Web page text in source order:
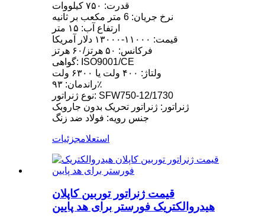
قدرت: ۷۵۰ کیلووات
نرخ جریان: 6 متر مکعب بر ثانیه
ارتفاع آب: ۱۵ متر
قیمت: ۱۱۰۰۰-۱۳۰۰۰ دلار آمریکا
فرکانس: ۵۰ هرتز/۶۰ هرتز
گواهی: ISO9001/CE
ولتاژ: ۴۰۰ ولت یا ۶۳۰۰ ولت
راندمان: ۹۳٪
نوع ژنراتور: SFW750-12/1730
ژنراتور: ژنراتور تحریک بدون جاروبک
جنس رویه: فولاد ضد زنگ
استعلامجزئیات
قیمت ژنراتور توربین کاپلان
هیدروالکتریک فورستر برای هد پایین